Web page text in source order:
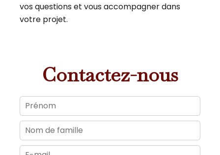
vos questions et vous accompagner dans
votre projet.
Contactez-nous